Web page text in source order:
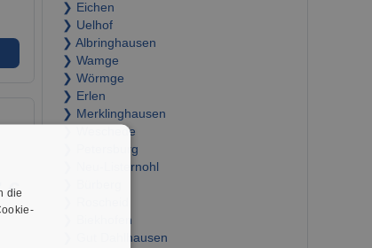
€
❯ Eichen
❯ Uelhof
❯ Albringhausen
❯ Wamge
❯ Wörmge
❯ Erlen
❯ Merklinghausen
❯ Weschede
❯ Petersburg
❯ Neu-Listernohl
❯ Biekhofen
❯ Gut Dahlhausen
die